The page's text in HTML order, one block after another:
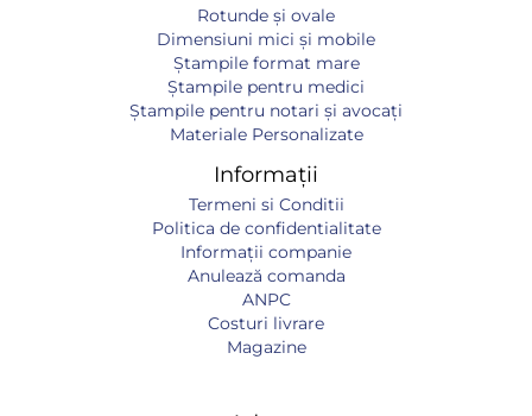
Rotunde și ovale
Dimensiuni mici și mobile
Ștampile format mare
Ștampile pentru medici
Ștampile pentru notari și avocați
Materiale Personalizate
Informații
Termeni si Conditii
Politica de confidentialitate
Informaţii companie
Anulează comanda
ANPC
Costuri livrare
Magazine